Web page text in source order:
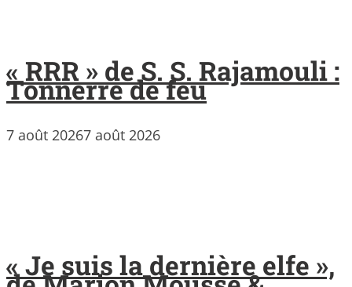
« RRR » de S. S. Rajamouli :
Tonnerre de feu
7 août 20267 août 2026
« Je suis la dernière elfe »,